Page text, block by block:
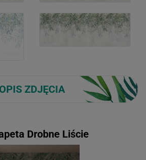
OPIS ZDJĘCIA
Drobne Liście